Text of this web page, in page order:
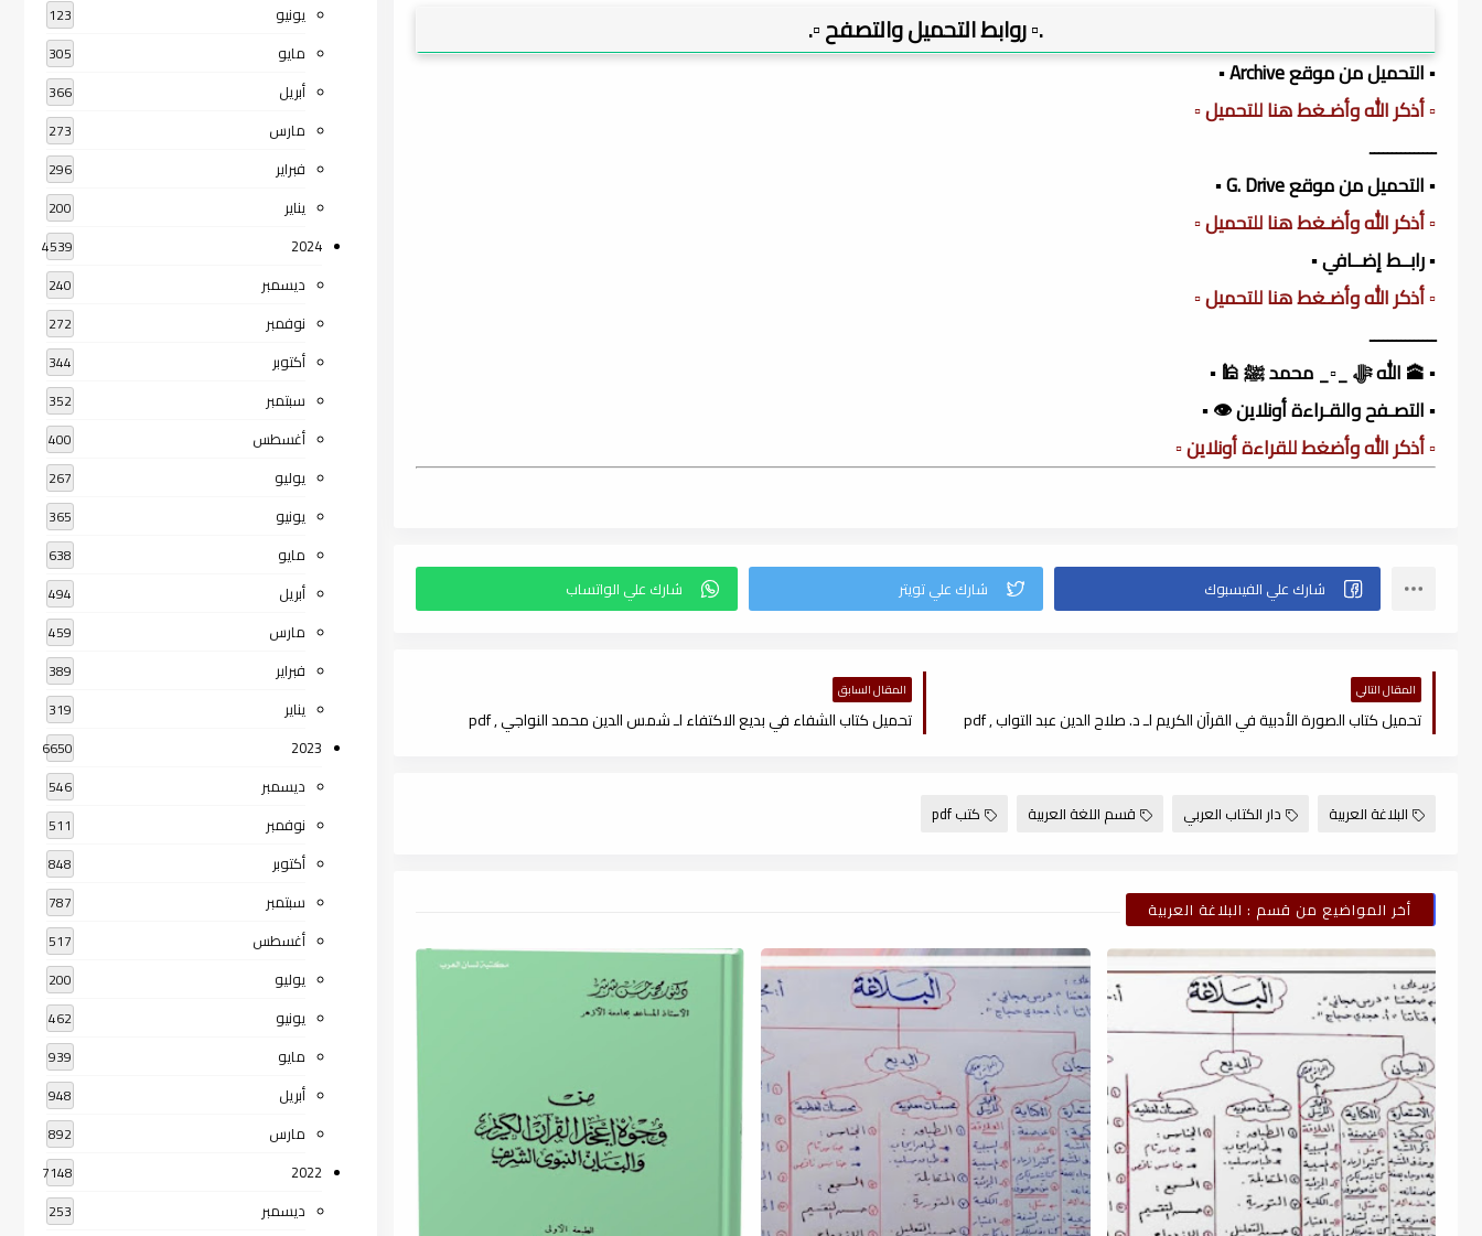
.▫️ روابط التحميل والتصفح ▫️.
▪️ التحميل من موقع Archive ▪️
▫️ أذكر الله وأضـغط هنا للتحميل ▫️
ـــــــــــــــ
▪️ التحميل من موقع G. Drive ▪️
▫️ أذكر الله وأضـغط هنا للتحميل ▫️
▪️ رابــط إضــافي ▪️
▫️ أذكر الله وأضـغط هنا للتحميل ▫️
ـــــــــــــــ
▪️ 🕋 الله ﷻ _▫️_ محمد ﷺ 🕌 ▪️
▪️ التصـفح والقـراءة أونلاين 👁️ ▪️
▫️ أذكر الله وأضغط للقراءة أونلاين ▫️
المقال التالي
تحميل كتاب الصورة الأدبية في القرآن الكريم لـ د. صلاح الدين عبد التواب , pdf
المقال السابق
تحميل كتاب الشفاء في بديع الاكتفاء لـ شمس الدين محمد النواجي , pdf
البلاغة العربية دار الكتاب العربي قسم اللغة العربية كتب pdf
أخر المواضيع من قسم : البلاغة العربية
يونيو 123
مايو 305
أبريل 366
مارس 273
فبراير 296
يناير 200
2024
4539
ديسمبر 240
نوفمبر 272
أكتوبر 344
سبتمبر 352
أغسطس 400
يوليو 267
يونيو 365
مايو 638
أبريل 494
مارس 459
فبراير 389
يناير 319
2023
6650
ديسمبر 546
نوفمبر 511
أكتوبر 848
سبتمبر 787
أغسطس 517
يوليو 200
يونيو 462
مايو 939
أبريل 948
مارس 892
2022
7148
ديسمبر 253